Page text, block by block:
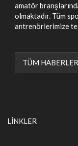
amatör
olmaktadır. Tüm
antrenörlerimize
TÜM HABERLER
LİNKLER